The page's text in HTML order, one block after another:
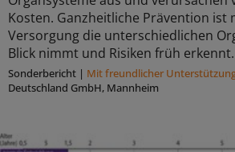
Kosten. Ganzheitliche Prävention ist
Versorgung die unterschiedlichen
Blick nimmt und Risiken früh erkennt.
Sonderbericht | Mit freundlicher
Deutschland GmbH, Mannheim